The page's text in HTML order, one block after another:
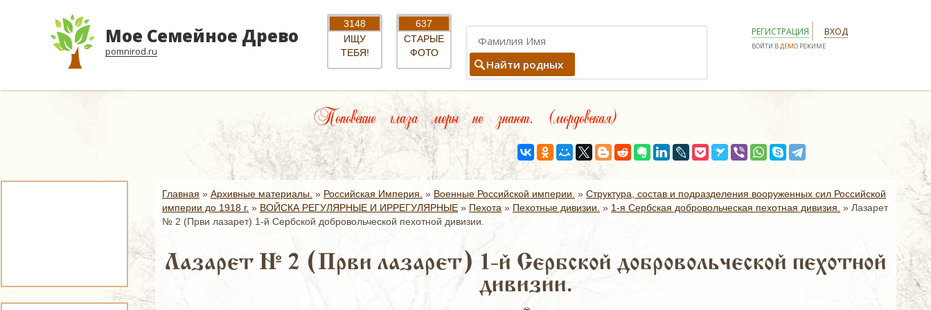
Мое Семейное Древо
pomnirod.ru
3148
ИЩУ
ТЕБЯ!
637
СТАРЫЕ
ФОТО
Найти родных
РЕГИСТРАЦИЯ ВХОД
ВОЙТИ ВДЕМО РЕЖИМЕ
Поповские глаза меры не знают. (мордовская)
Главная » Архивные материалы. » Российская Империя. » Военные Российской империи. » Структура, состав и подразделения вооруженных сил Российской
империи до 1918 г. » ВОЙСКА РЕГУЛЯРНЫЕ И ИРРЕГУЛЯРНЫЕ » Пехота » Пехотные дивизии. » 1-я Сербская добровольческая пехотная дивизия. » Лазарет
№ 2 (Први лазарет) 1-й Сербской добровольческой пехотной дивизии.
Лазарет № 2 (Први лазарет) 1-й Сербской добровольческой пехотной
дивизии.